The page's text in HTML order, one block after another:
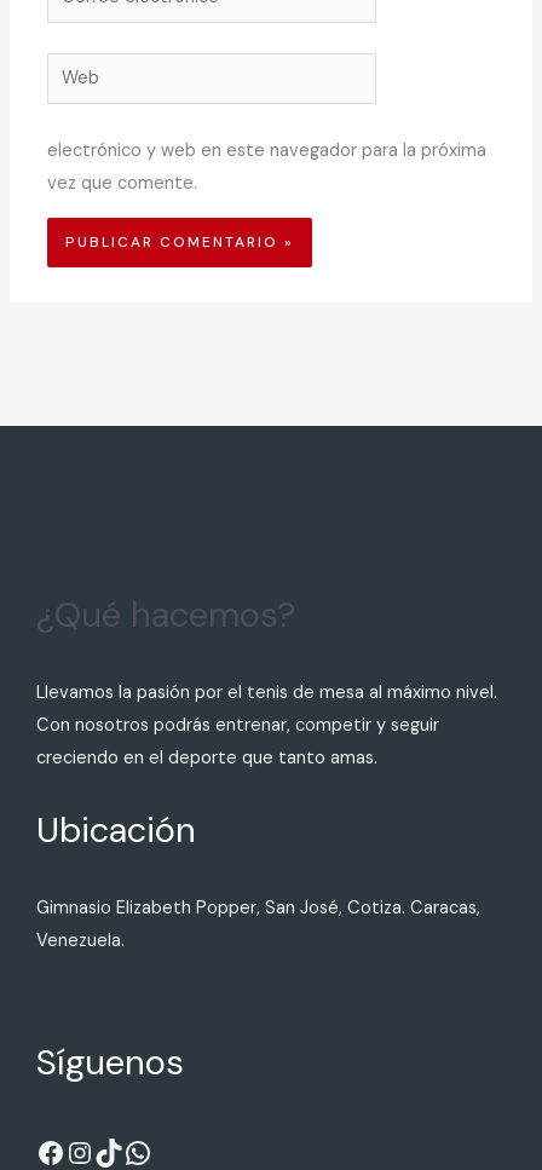
electrónico*
Web
electrónico y web en este navegador para la próxima
vez que comente.
¿Qué hacemos?
Llevamos la pasión por el tenis de mesa al máximo nivel.
Con nosotros podrás entrenar, competir y seguir
creciendo en el deporte que tanto amas.
Ubicación
Gimnasio Elizabeth Popper, San José, Cotiza. Caracas,
Venezuela.
Síguenos